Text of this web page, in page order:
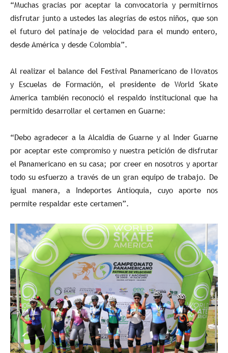
“Muchas gracias por aceptar la convocatoria y permitirnos
disfrutar junto a ustedes las alegrías de estos niños, que son
el futuro del patinaje de velocidad para el mundo entero,
desde América y desde Colombia”.
Al realizar el balance del Festival Panamericano de Novatos
y Escuelas de Formación, el presidente de World Skate
America también reconoció el respaldo institucional que ha
permitido desarrollar el certamen en Guarne:
“Debo agradecer a la Alcaldía de Guarne y al Inder Guarne
por aceptar este compromiso y nuestra petición de disfrutar
el Panamericano en su casa; por creer en nosotros y aportar
todo su esfuerzo a través de un gran equipo de trabajo. De
igual manera, a Indeportes Antioquia, cuyo aporte nos
permite respaldar este certamen”.